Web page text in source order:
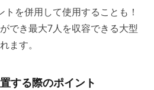
を併用して使用することも！
でき最大7人を収容できる大型
ます。
する際のポイント